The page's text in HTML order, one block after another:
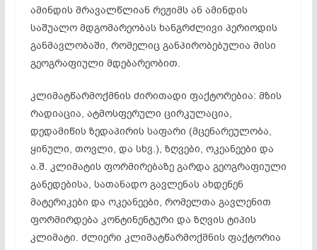
ამინდის მრავალწლიან რეჟიმს ან ამინდის
საშუალო მდგომარეობას ხანგრძლივი პერიოდის
განმავლობაში, რომელიც განპირობებულია მისი
გეოგრაფიული მდებარეობით.
კლიმატწარმოქმნის ძირითადი ფაქტორებია: მზის
რადიაცია, ატმოსფერული ცირკულაცია,
დედამიწის ზედაპირის საფარი (მცენარეულობა,
ყინული, თოვლი, და სხვ.), ზღვები, ოკეანეები და
ა.შ. კლიმატის ფორმირებაზე გარდა გეოგრაფიული
განედებისა, სათანადო გავლენას ახდენენ
მატერიკები და ოკეანეები, რომელთა გავლენით
ფორმირდება კონტინენტური და ზღვის ტიპის
კლიმატი. ძლიერი კლიმატწარმოქმნის ფაქტორია